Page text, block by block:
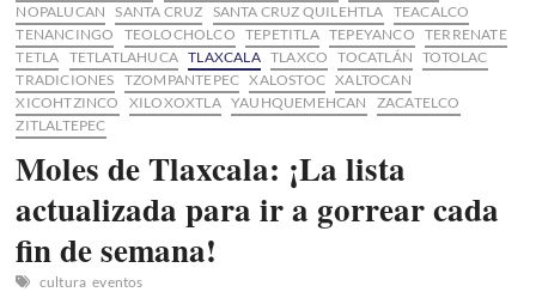
NOPALUCAN
SANTA CRUZ SANTA CRUZ QUILEHTLA TEACALCO
TENANCINGO
TEOLOCHOLCO TEPETITLA TEPEYANCO
TERRENATE
TETLA TETLATLAHUCA TLAXCALA TLAXCO TOCATLÁN
TOTOLAC
TRADICIONES TZOMPANTEPEC XALOSTOC XALTOCAN
XICOHTZINCO
XILOXOXTLA YAUHQUEMEHCAN
ZACATELCO
ZITLALTEPEC
Moles de Tlaxcala: ¡La lista
actualizada para ir a gorrear cada
fin de semana!
cultura eventos